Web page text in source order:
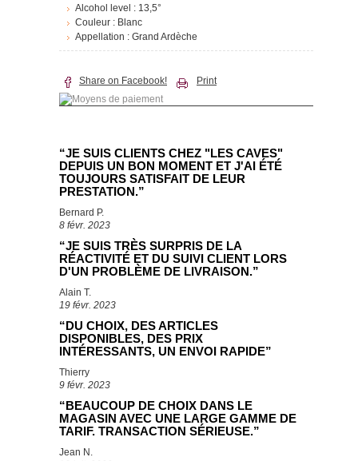
Alcohol level : 13,5°
Couleur : Blanc
Appellation : Grand Ardèche
Share on Facebook! Print
“JE SUIS CLIENTS CHEZ "LES CAVES"
DEPUIS UN BON MOMENT ET J'AI ÉTÉ
TOUJOURS SATISFAIT DE LEUR
PRESTATION.”
Bernard P.
8 févr. 2023
“JE SUIS TRÈS SURPRIS DE LA
RÉACTIVITÉ ET DU SUIVI CLIENT LORS
D'UN PROBLÈME DE LIVRAISON.”
Alain T.
19 févr. 2023
“DU CHOIX, DES ARTICLES
DISPONIBLES, DES PRIX
INTÉRESSANTS, UN ENVOI RAPIDE”
Thierry
9 févr. 2023
“BEAUCOUP DE CHOIX DANS LE
MAGASIN AVEC UNE LARGE GAMME DE
TARIF. TRANSACTION SÉRIEUSE.”
Jean N.